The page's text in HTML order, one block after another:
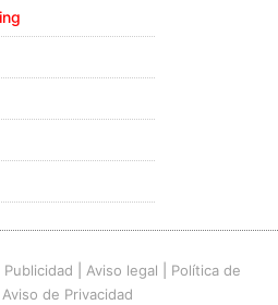
Publicidad Aviso legal
Política de
Aviso de Privacidad